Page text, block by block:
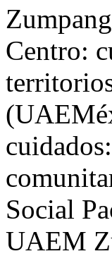
Centro:
Social
UAEM